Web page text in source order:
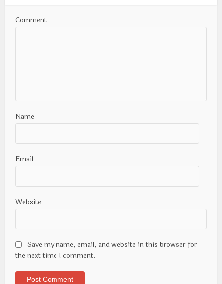
Comment
Name
Email
Website
Save my name, email, and website in this browser for
the next time I comment.